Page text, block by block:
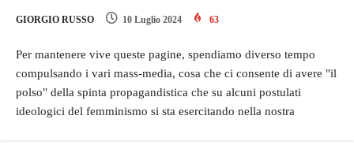
GIORGIO RUSSO 10 Luglio 2024 63
Per mantenere vive queste pagine, spendiamo diverso tempo
compulsando i vari mass-media, cosa che ci consente di avere "il
polso" della spinta propagandistica che su alcuni postulati
ideologici del femminismo si sta esercitando nella nostra